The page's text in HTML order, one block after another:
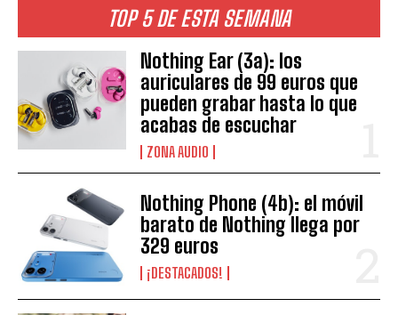
TOP 5 DE ESTA SEMANA
Nothing Ear (3a): los
auriculares de 99 euros que
pueden grabar hasta lo que
acabas de escuchar
ZONA AUDIO
Nothing Phone (4b): el móvil
barato de Nothing llega por
329 euros
¡DESTACADOS!